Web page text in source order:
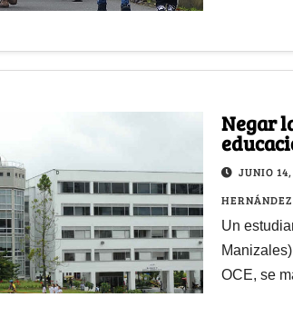
Negar
JUNIO
HERNÁNDEZ
Un
OCE, se